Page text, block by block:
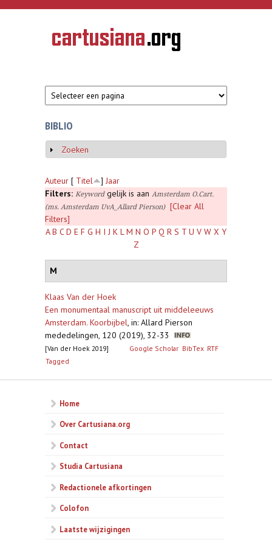
Overslaan en naar de inhoud gaan
CARTUSIANA
Geschiedenis
van de
BIBLIO
Weergeven
Zoeken
Auteur [ Titel ] Jaar
Filters: Keywordgelijk is aan Amsterdam O.Cart.
(ms. Amsterdam UvA_Allard Pierson)
[Clear All
Filters]
A B C D E F G H I J K L M N O P Q R S T U V W X Y
Z
M
Klaas Van der Hoek
Een monumentaal manuscript uit middeleeuws
Amsterdam. Koorbijbel, in: Allard Pierson
mededelingen, 120 (2019), 32-33
[Van der Hoek 2019] Google Scholar BibTex RTF
Tagged
Home
Over Cartusiana.org
Contact
Studia Cartusiana
Redactionele afkortingen
Colofon
Laatste wijzigingen